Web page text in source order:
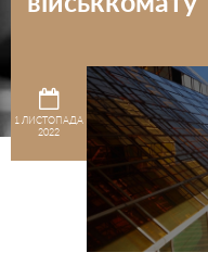
1 ЛИСТОПАДА
2022